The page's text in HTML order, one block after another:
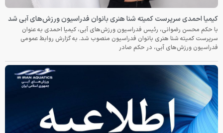
کیمیا احمدی سرپرست کمیته شنا هنری بانوان فدراسیون ورزش‌های آبی شد
با حکم محسن رضوانی، رئیس فدراسیون ورزش‌های آبی، کیمیا احمدی به عنوان
سرپرست کمیته شنا هنری بانوان فدراسیون منصوب شد. به گزارش روابط عمومی
فدراسیون ورزش‌های آبی، در حکم صادر